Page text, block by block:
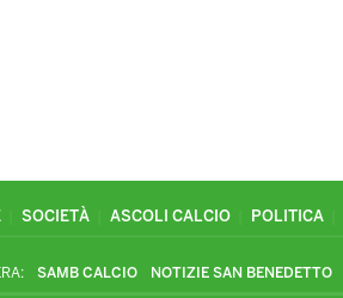
SOCIETÀ ASCOLI CALCIO POLITICA
SAMB CALCIO NOTIZIE SAN BENEDETTO